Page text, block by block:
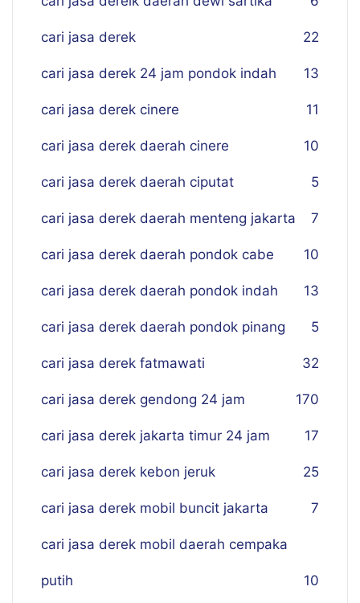
cari jasa derek 22
cari jasa derek 24 jam pondok indah 13
cari jasa derek cinere 11
cari jasa derek daerah cinere 10
cari jasa derek daerah ciputat 5
cari jasa derek daerah menteng jakarta 7
cari jasa derek daerah pondok cabe 10
cari jasa derek daerah pondok indah 13
cari jasa derek daerah pondok pinang 5
cari jasa derek fatmawati 32
cari jasa derek gendong 24 jam 170
cari jasa derek jakarta timur 24 jam 17
cari jasa derek kebon jeruk 25
cari jasa derek mobil buncit jakarta 7
cari jasa derek mobil daerah cempaka
putih 10